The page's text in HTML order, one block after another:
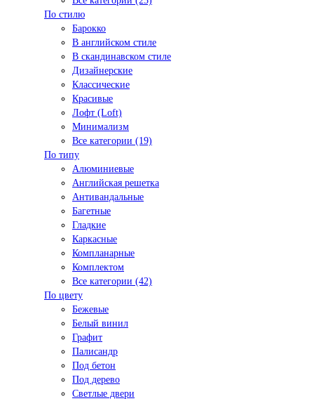
По стилю
Барокко
В английском стиле
В скандинавском стиле
Дизайнерские
Классические
Красивые
Лофт (Loft)
Минимализм
Все категории (19)
По типу
Алюминиевые
Английская решетка
Антивандальные
Багетные
Гладкие
Каркасные
Компланарные
Комплектом
Все категории (42)
По цвету
Бежевые
Белый винил
Графит
Палисандр
Под бетон
Под дерево
Светлые двери